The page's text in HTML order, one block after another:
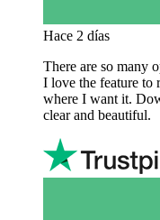
Hace 2 días
There are so many
I love the feature to
where I want it.
clear and beautiful.